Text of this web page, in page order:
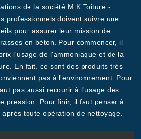
de la société M.K Toiture -
professionnels doivent suivre une
pour assurer leur mission de
en béton. Pour commencer, il
l'usage de l'ammoniaque et de la
En fait, ce sont des produits très
pas à l'environnement. Pour
pas aussi recourir à l'usage des
pression. Pour finir, il faut penser à
toute opération de nettoyage.